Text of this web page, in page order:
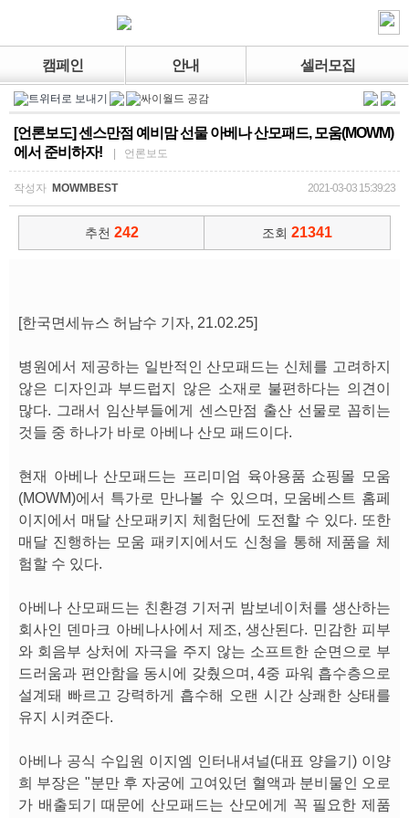
캠페인 안내 셀러모집
[언론보도] 센스만점 예비맘 선물 아베나 산모패드, 모움(MOWM)
에서 준비하자!
| 언론보도
작성자 MOWMBEST 2021-03-03 15:39:23
추천 242 조회 21341
[한국면세뉴스 허남수 기자, 21.02.25]
병원에서 제공하는 일반적인 산모패드는 신체를 고려하지
않은 디자인과 부드럽지 않은 소재로 불편하다는 의견이
많다. 그래서 임산부들에게 센스만점 출산 선물로 꼽히는
것들 중 하나가 바로 아베나 산모 패드이다.
현재 아베나 산모패드는 프리미엄 육아용품 쇼핑몰 모움
(MOWM)에서 특가로 만나볼 수 있으며, 모움베스트 홈페
이지에서 매달 산모패키지 체험단에 도전할 수 있다. 또한
매달 진행하는 모움 패키지에서도 신청을 통해 제품을 체
험할 수 있다.
아베나 산모패드는 친환경 기저귀 밤보네이처를 생산하는
회사인 덴마크 아베나사에서 제조, 생산된다. 민감한 피부
와 회음부 상처에 자극을 주지 않는 소프트한 순면으로 부
드러움과 편안함을 동시에 갖췄으며, 4중 파워 흡수층으로
설계돼 빠르고 강력하게 흡수해 오랜 시간 상쾌한 상태를
유지 시켜준다.
아베나 공식 수입원 이지엠 인터내셔널(대표 양을기) 이양
희 부장은 "분만 후 자궁에 고여있던 혈액과 분비물인 오로
가 배출되기 때문에 산모패드는 산모에게 꼭 필요한 제품